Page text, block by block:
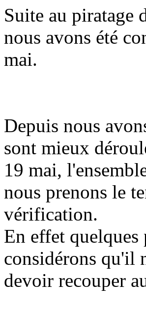
Suite au piratage
nous avons été
mai.
Depuis nous
sont mieux
19 mai,
nous prenons le
vérification.
En effet quelques
considérons qu'il
devoir recouper